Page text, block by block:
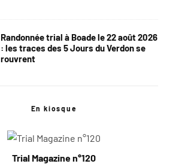
Randonnée trial à Boade le 22 août 2026
: les traces des 5 Jours du Verdon se
rouvrent
En kiosque
Trial Magazine n°120